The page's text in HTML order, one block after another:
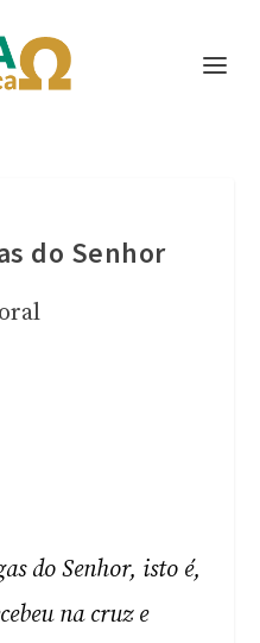
do Senhor
do Senhor, isto é,
na cruz e